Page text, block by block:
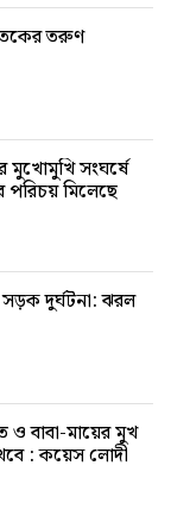
তরুণ
মুখোমুখি সংঘর্ষে
পরিচয় মিলেছে
সড়ক দুর্ঘটনা: ঝরল
ও বাবা-মায়ের মুখ
: কয়েস লোদী